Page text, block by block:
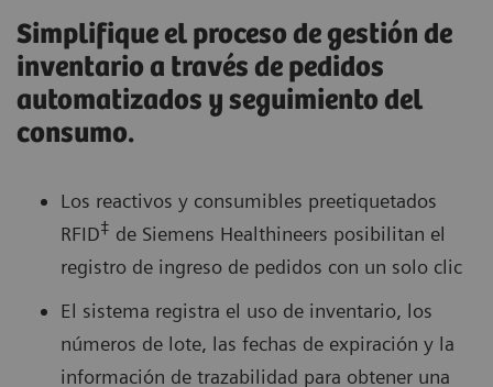
Simplifique el proceso de gestión de
inventario a través de pedidos
automatizados y seguimiento del
consumo.
Los reactivos y consumibles preetiquetados
RFID‡ de Siemens Healthineers posibilitan el
registro de ingreso de pedidos con un solo clic
El sistema registra el uso de inventario, los
números de lote, las fechas de expiración y la
información de trazabilidad para obtener una